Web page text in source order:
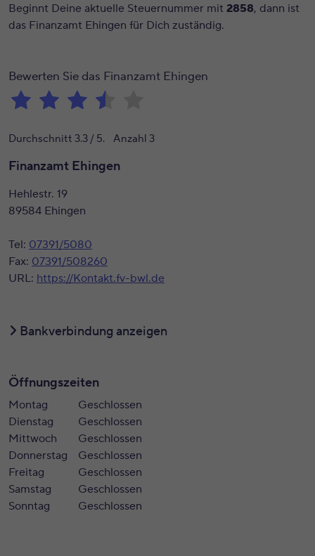
Beginnt Deine aktuelle Steuernummer mit 2858, dann ist
das Finanzamt Ehingen für Dich zuständig.
Bewerten Sie das Finanzamt Ehingen
Durchschnitt 3.3 / 5. Anzahl 3
Finanzamt Ehingen
Hehlestr. 19
89584 Ehingen
Tel: 07391/5080
Fax: 07391/508260
URL: https://Kontakt.fv-bwl.de
Bankverbindung anzeigen
Öffnungszeiten
Montag
Geschlossen
Dienstag
Geschlossen
Mittwoch
Geschlossen
Donnerstag
Geschlossen
Freitag
Geschlossen
Samstag
Geschlossen
Sonntag
Geschlossen